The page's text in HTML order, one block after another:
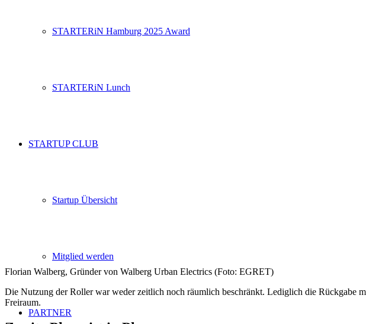
STARTERiN Hamburg 2025 Award
STARTERiN Lunch
STARTUP CLUB
Startup Übersicht
Mitglied werden
PARTNER
Florian Walberg, Gründer von Walberg Urban Electrics (Foto: EGRET)
Die Nutzung der Roller war weder zeitlich noch räumlich beschränkt. Lediglich die Rückgabe
Freiraum.